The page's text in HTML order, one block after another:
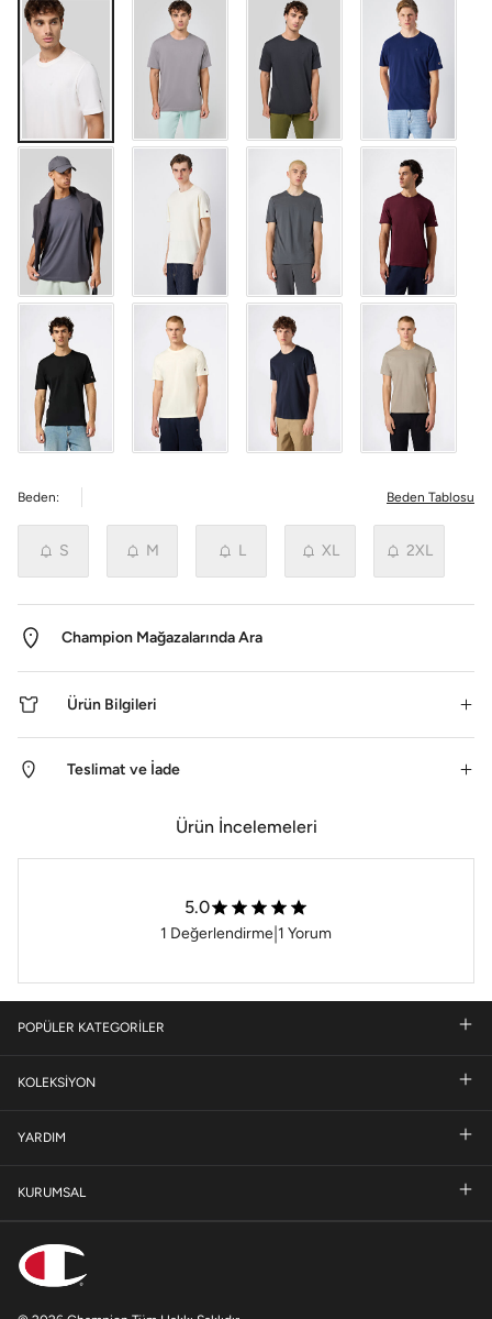
Beden: Beden Tablosu
S M L XL 2XL
Champion Mağazalarında Ara
Ürün Bilgileri
Teslimat ve İade
Ürün İncelemeleri
5.0
1 Değerlendirme|1 Yorum
POPÜLER KATEGORİLER
KOLEKSİYON
YARDIM
KURUMSAL